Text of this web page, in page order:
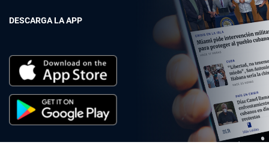
DESCARGA LA APP